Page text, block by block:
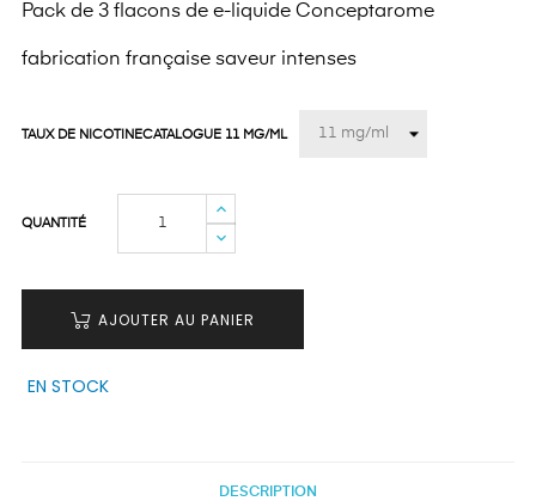
Pack de 3 flacons de e-liquide Conceptarome
fabrication française saveur intenses
TAUX DE NICOTINECATALOGUE 11 MG/ML
QUANTITÉ
AJOUTER AU PANIER
EN STOCK
DESCRIPTION